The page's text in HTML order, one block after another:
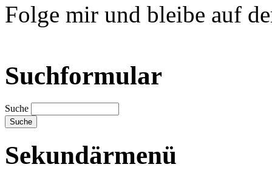
Folge mir und bleibe auf
Suchformular
Suche
Sekundärmenü